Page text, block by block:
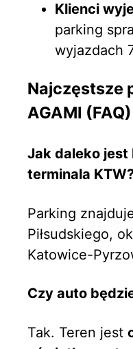
Klienci
parking
wyjazdach
Najczęstsze
AGAMI (FAQ)
Jak daleko jest
terminala
Parking
Piłsudskiego,
Katowice-
Czy auto
Tak. Teren jest